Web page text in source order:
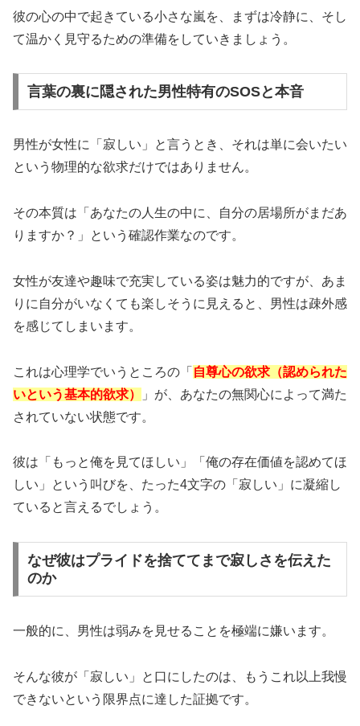
彼の心の中で起きている小さな嵐を、まずは冷静に、そし
て温かく見守るための準備をしていきましょう。
言葉の裏に隠された男性特有のSOSと本音
男性が女性に「寂しい」と言うとき、それは単に会いたい
という物理的な欲求だけではありません。
その本質は「 あなたの人生の中に、自分の居場所がまだあ
りますか？ 」という確認作業なのです。
女性が友達や趣味で充実している姿は魅力的ですが、あま
りに自分がいなくても楽しそうに見えると、男性は疎外感
を感じてしまいます。
これは心理学でいうところの「 自尊心の欲求（認められた
いという基本的欲求）
」が、あなたの無関心によって満た
されていない状態です。
彼は「もっと俺を見てほしい」「俺の存在価値を認めてほ
しい」という叫びを、たった4文字の「寂しい」に凝縮し
ていると言えるでしょう。
なぜ彼はプライドを捨ててまで寂しさを伝えた
のか
一般的に、男性は弱みを見せることを極端に嫌います。
そんな彼が「寂しい」と口にしたのは、もうこれ以上我慢
できないという限界点に達した証拠です。